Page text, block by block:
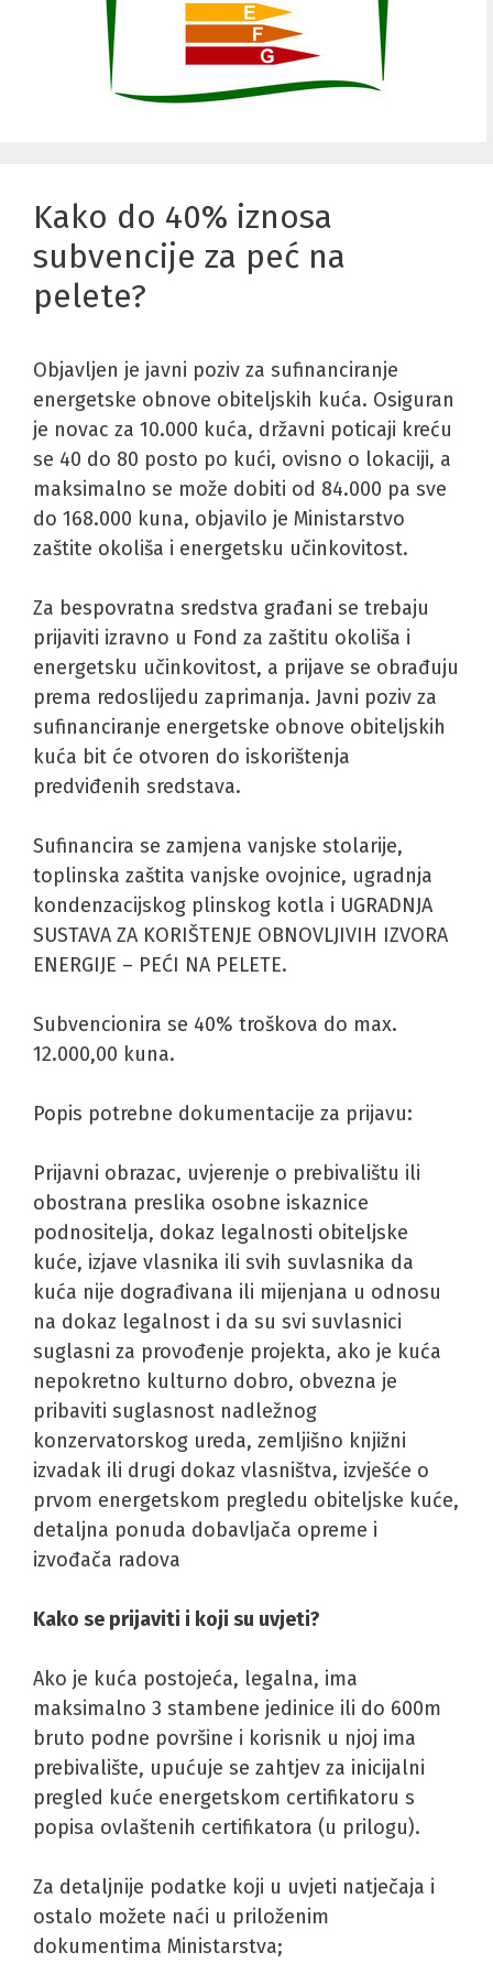
Kako do 40% iznosa
subvencije za peć na
pelete?
Objavljen je javni poziv za sufinanciranje
energetske obnove obiteljskih kuća. Osiguran
je novac za 10.000 kuća, državni poticaji kreću
se 40 do 80 posto po kući, ovisno o lokaciji, a
maksimalno se može dobiti od 84.000 pa sve
do 168.000 kuna, objavilo je Ministarstvo
zaštite okoliša i energetsku učinkovitost.
Za bespovratna sredstva građani se trebaju
prijaviti izravno u Fond za zaštitu okoliša i
energetsku učinkovitost, a prijave se obrađuju
prema redoslijedu zaprimanja. Javni poziv za
sufinanciranje energetske obnove obiteljskih
kuća bit će otvoren do iskorištenja
predviđenih sredstava.
Sufinancira se zamjena vanjske stolarije,
toplinska zaštita vanjske ovojnice, ugradnja
kondenzacijskog plinskog kotla i UGRADNJA
SUSTAVA ZA KORIŠTENJE OBNOVLJIVIH IZVORA
ENERGIJE – PEĆI NA PELETE.
Subvencionira se 40% troškova do max.
12.000,00 kuna.
Popis potrebne dokumentacije za prijavu:
Prijavni obrazac, uvjerenje o prebivalištu ili
obostrana preslika osobne iskaznice
podnositelja, dokaz legalnosti obiteljske
kuće, izjave vlasnika ili svih suvlasnika da
kuća nije dograđivana ili mijenjana u odnosu
na dokaz legalnost i da su svi suvlasnici
suglasni za provođenje projekta, ako je kuća
nepokretno kulturno dobro, obvezna je
pribaviti suglasnost nadležnog
konzervatorskog ureda, zemljišno knjižni
izvadak ili drugi dokaz vlasništva, izvješće o
prvom energetskom pregledu obiteljske kuće,
detaljna ponuda dobavljača opreme i
izvođača radova
Kako se prijaviti i koji su uvjeti?
Ako je kuća postojeća, legalna, ima
maksimalno 3 stambene jedinice ili do 600m
bruto podne površine i korisnik u njoj ima
prebivalište, upućuje se zahtjev za inicijalni
pregled kuće energetskom certifikatoru s
popisa ovlaštenih certifikatora (u prilogu).
Za detaljnije podatke koji u uvjeti natječaja i
ostalo možete naći u priloženim
dokumentima Ministarstva;